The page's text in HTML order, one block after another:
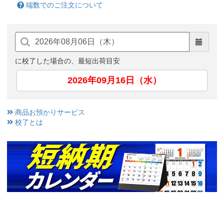
端数でのご注文について
に校了した場合の、最短出荷目安
2026年09月16日（水）
商品お預かりサービス
校了とは